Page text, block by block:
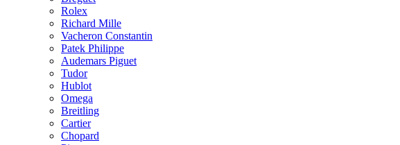
Rolex
Richard Mille
Vacheron Constantin
Patek Philippe
Audemars Piguet
Tudor
Hublot
Omega
Breitling
Cartier
Chopard